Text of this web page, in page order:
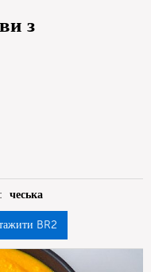
з
чеська
BR2